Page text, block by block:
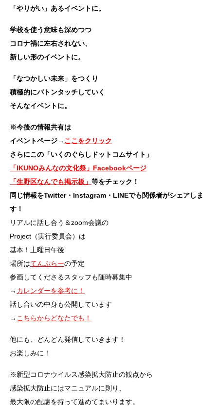
「やりがい」あるイベントに。
学校を使う意味も深めつつ
コロナ禍に左右されない、
新しい形のイベントに。
「なつかしい未来」をつくり
積極的にバトンタッチしていく
そんなイベントに。
※今後の情報共有は
イベントページ→ ここをクリック
さらにこの「いくのぐらしドットコムサイト」
「IKUNOみんなの文化祭」Facebookページ
「生野区なんでも掲示板」 等をチェック！
同じ情報をTwitter・Instagram・LINEでも関係者がシェアしま
す！
リアルに話し合う＆zoom会議の
Project（実行委員会）は
基本！土曜日午後
場所はてんぷらーの予定
参画してくださるスタッフも随時募集中
→ カレンダーを参考に！
話し合いの中身も公開しています
→ こちらからどなたでも！
他にも、どんどん発信していきます！
お楽しみに！
※新型コロナウイルス感染拡大防止の観点から
感染拡大防止にはマニュアルに則り、
最大限の配慮を持って進めてまいります。